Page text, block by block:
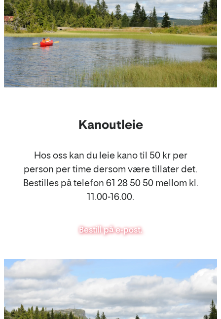
Kanoutleie
Hos oss kan du leie kano til 50 kr per
person per time dersom være tillater det.
Bestilles på telefon 61 28 50 50 mellom kl.
11.00-16.00.
Bestill på e-post.